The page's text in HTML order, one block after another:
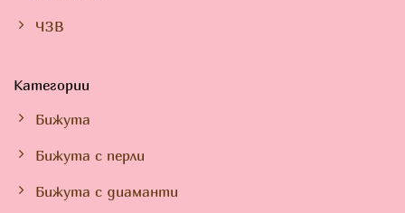
ЧЗВ
Категории
Бижута
Бижута с перли
Бижута с диаманти